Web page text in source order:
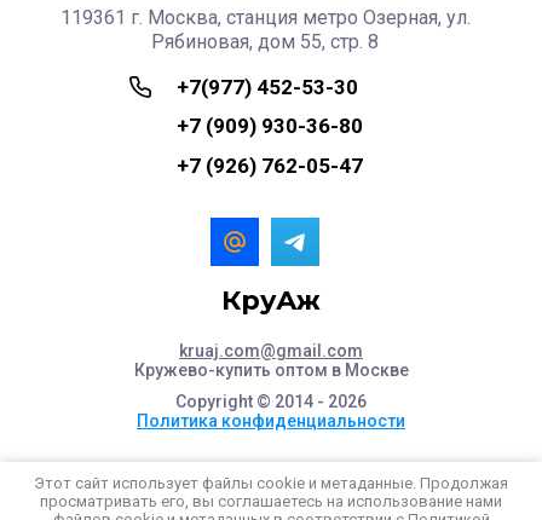
КруАж
kruaj.com@gmail.com
Кружево-купить оптом в Москве
Copyright © 2014 - 2026
Политика конфиденциальности
119361 г. Москва, станция метро Озерная, ул.
Рябиновая, дом 55, стр. 8
+7(977) 452-53-30
+7 (909) 930-36-80
+7 (926) 762-05-47
Этот сайт использует файлы cookie и метаданные. Продолжая
просматривать его, вы соглашаетесь на использование нами